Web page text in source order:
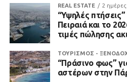
REAL ESTATE 2
“Υψηλές
Πειραιά και το
τιμές πώλησης
ΤΟΥΡΙΣΜΟΣ -
“Πράσινο φως”
αστέρων στην